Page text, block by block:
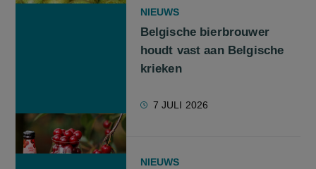
NIEUWS
Belgische bierbrouwer
houdt vast aan Belgische
krieken
7 JULI 2026
NIEUWS